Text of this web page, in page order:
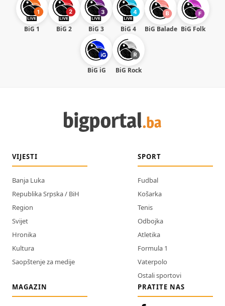
BiG 1 BiG 2 BiG 3 BiG 4 BiG Balade BiG Folk
BiG iG BiG Rock
VIJESTI
Banja Luka
Republika Srpska / BiH
Region
Svijet
Hronika
Kultura
Saopštenje za medije
SPORT
Fudbal
Košarka
Tenis
Odbojka
Atletika
Formula 1
Vaterpolo
Ostali sportovi
MAGAZIN
PRATITE NAS